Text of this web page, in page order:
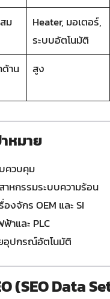
ม
Heater, มอเตอร์,
ระบบอัตโนมัติ
ด้าน
สูง
หมาย
ควบคุม
าหกรรมระบบความร้อน
งจักร OEM และ SI
าและ PLC
อุปกรณ์อัตโนมัติ
(SEO Data